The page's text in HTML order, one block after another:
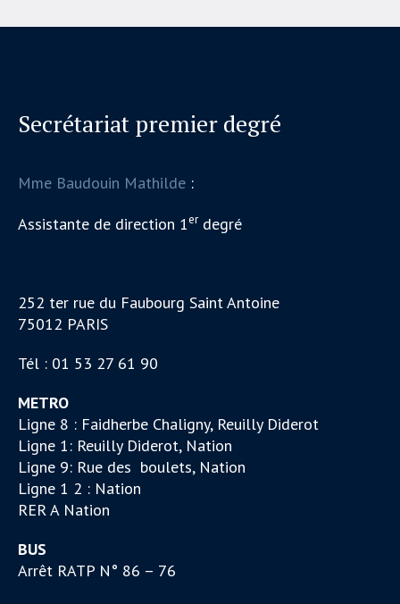
Secrétariat premier degré
Mme Baudouin Mathilde :
Assistante de direction 1erdegré
252 ter rue du Faubourg Saint Antoine
75012 PARIS
Tél : 01 53 27 61 90
METRO
Ligne 8 : Faidherbe Chaligny, Reuilly Diderot
Ligne 1: Reuilly Diderot, Nation
Ligne 9: Rue des boulets, Nation
Ligne 1 2 : Nation
RER A Nation
BUS
Arrêt RATP N° 86 – 76